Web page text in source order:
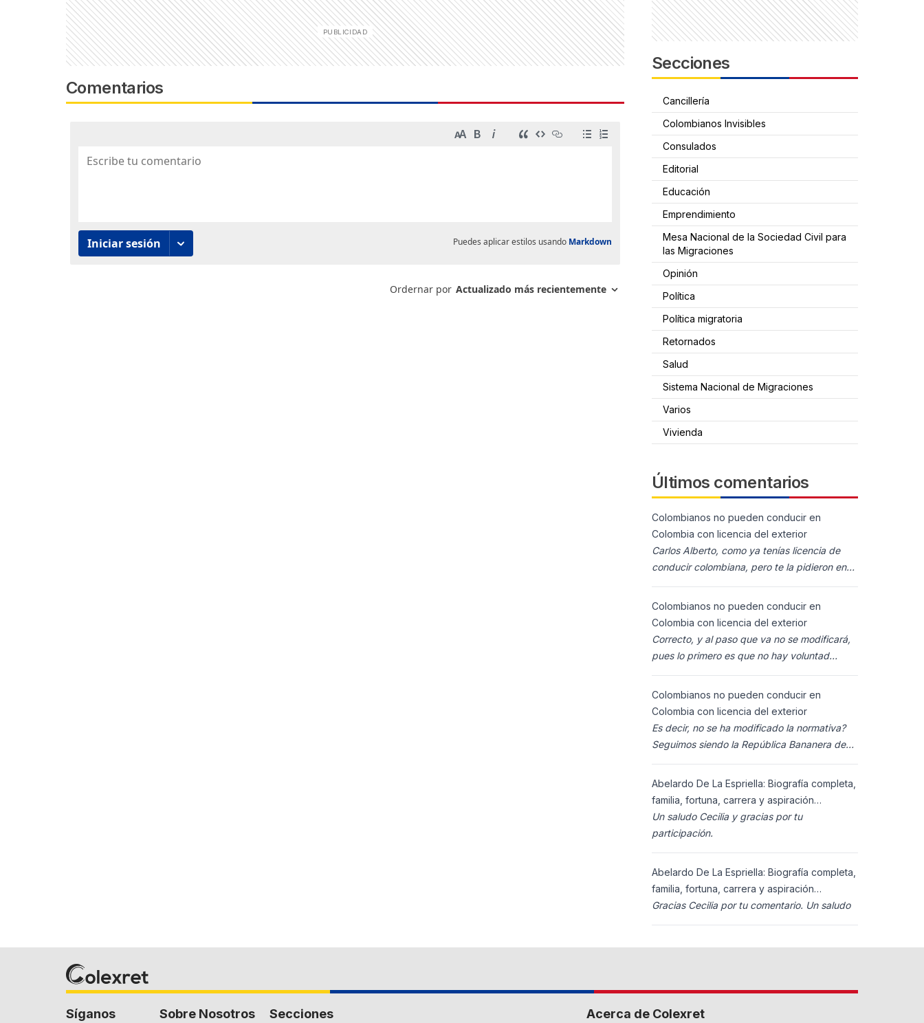
Comentarios
Secciones
Cancillería
Colombianos Invisibles
Consulados
Editorial
Educación
Emprendimiento
Mesa Nacional de la Sociedad Civil para
las Migraciones
Opinión
Política
Política migratoria
Retornados
Salud
Sistema Nacional de Migraciones
Varios
Vivienda
Últimos comentarios
Colombianos no pueden conducir en
Colombia con licencia del exterior
Carlos Alberto, como ya tenías licencia de
conducir colombiana, pero te la pidieron en
Colombia (s
Colombianos no pueden conducir en
Colombia con licencia del exterior
Correcto, y al paso que va no se modificará,
pues lo primero es que no hay voluntad
ciudadanos n
Colombianos no pueden conducir en
Colombia con licencia del exterior
Es decir, no se ha modificado la normativa?
Seguimos siendo la República Bananera de
Abelardo De La Espriella: Biografía completa,
familia, fortuna, carrera y aspiración
presidencial 2026.
Un saludo Cecilia y gracias por tu
participación.
Abelardo De La Espriella: Biografía completa,
familia, fortuna, carrera y aspiración
presidencial 2026.
Gracias Cecilia por tu comentario. Un saludo
Síganos Sobre Nosotros Secciones Acerca de Colexret